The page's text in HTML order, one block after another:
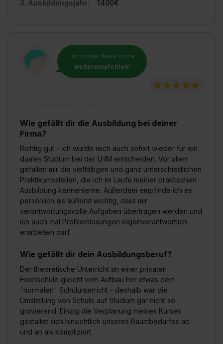
3. Ausbildungsjahr:
1400€
Ich würde diese Firma
weiterempfehlen!
Wie gefällt dir die Ausbildung bei deiner
Firma?
Richtig gut - ich würde mich auch sofort wieder für ein
duales Studium bei der LHM entscheiden. Vor allem
gefallen mir die vielfältigen und ganz unterschiedlichen
Praktikumsstellen, die ich im Laufe meiner praktischen
Ausbildung kennenlerne. Außerdem empfinde ich es
persönlich als äußerst wichtig, dass mir
verantwortungsvolle Aufgaben übertragen werden und
ich auch mal Problemlösungen eigenverantwortlich
erarbeiten darf.
Wie gefällt dir dein Ausbildungsberuf?
Der theoretische Unterricht an einer privaten
Hochschule gleicht vom Aufbau her etwas dem
"normalen" Schulunterricht - deshalb war die
Umstellung von Schule auf Studium gar nicht so
gravierend. Einzig die Verplanung meines Kurses
gestaltet sich hinsichtlich unseres Raumbedarfes ab
und an als kompliziert.